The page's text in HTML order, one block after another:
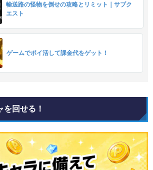
輸送路の怪物を倒せの攻略とリミット｜サブク
エスト
ゲームでポイ活して課金代をゲット！
回せる！